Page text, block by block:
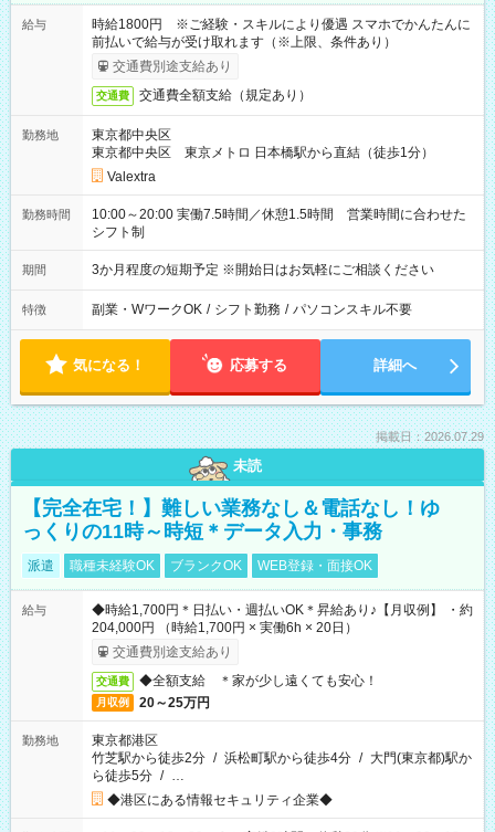
給与
時給1800円 ※ご経験・スキルにより優遇 スマホでかんたんに
前払いで給与が受け取れます（※上限、条件あり）
交通費別途支給あり
交通費 交通費全額支給（規定あり）
勤務地
東京都中央区
東京都中央区 東京メトロ 日本橋駅から直結（徒歩1分）
Valextra
勤務時間
10:00～20:00 実働7.5時間／休憩1.5時間 営業時間に合わせた
シフト制
期間 3か月程度の短期予定 ※開始日はお気軽にご相談ください
特徴 副業・WワークOK / シフト勤務 / パソコンスキル不要
気になる！ 応募する 詳細へ
掲載日：2026.07.29
未読
【完全在宅！】難しい業務なし＆電話なし！ゆ
っくりの11時～時短＊データ入力・事務
派遣 職種未経験OK ブランクOK WEB登録・面接OK
給与
◆時給1,700円＊日払い・週払いOK＊昇給あり♪【月収例】 ・約
204,000円 （時給1,700円 × 実働6h × 20日）
交通費別途支給あり
交通費 ◆全額支給 ＊家が少し遠くても安心！
月収例 20～25万円
勤務地
東京都港区
竹芝駅から徒歩2分 / 浜松町駅から徒歩4分 / 大門(東京都)駅か
ら徒歩5分 / …
◆港区にある情報セキュリティ企業◆